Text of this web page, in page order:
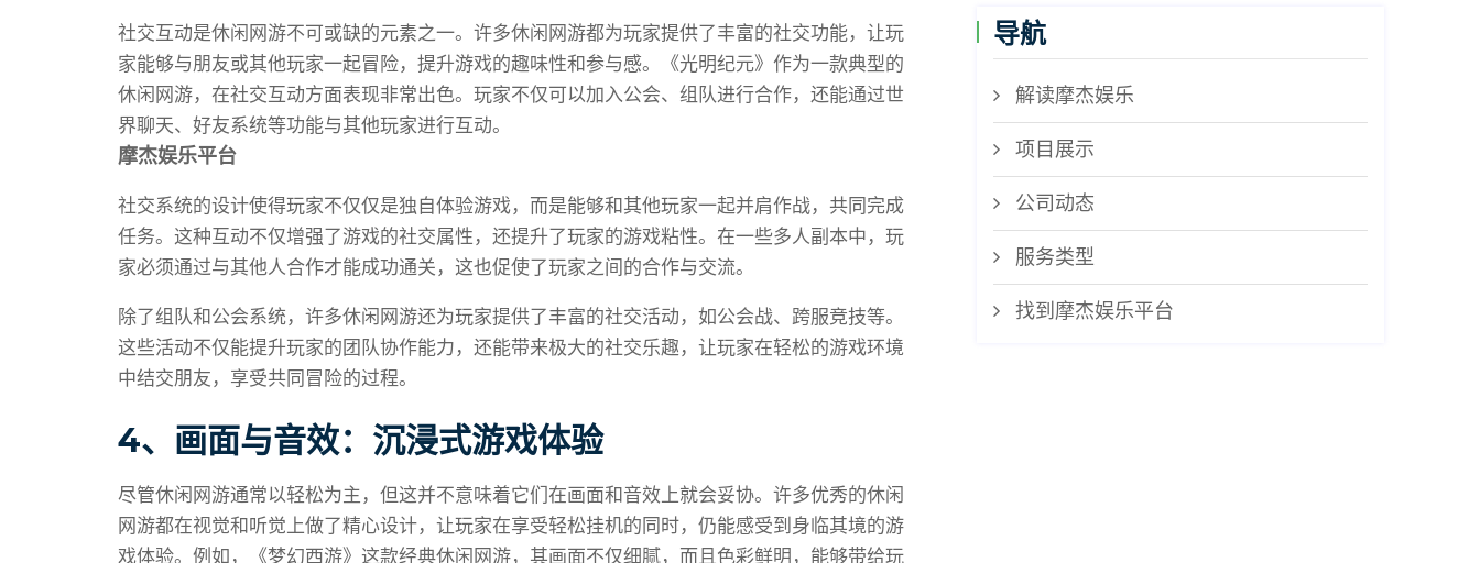
社交互动是休闲网游不可或缺的元素之一。许多休闲网游都为玩家提供了丰富的社交功能，让玩
家能够与朋友或其他玩家一起冒险，提升游戏的趣味性和参与感。《光明纪元》作为一款典型的
休闲网游，在社交互动方面表现非常出色。玩家不仅可以加入公会、组队进行合作，还能通过世
界聊天、好友系统等功能与其他玩家进行互动。
摩杰娱乐平台
社交系统的设计使得玩家不仅仅是独自体验游戏，而是能够和其他玩家一起并肩作战，共同完成
任务。这种互动不仅增强了游戏的社交属性，还提升了玩家的游戏粘性。在一些多人副本中，玩
家必须通过与其他人合作才能成功通关，这也促使了玩家之间的合作与交流。
除了组队和公会系统，许多休闲网游还为玩家提供了丰富的社交活动，如公会战、跨服竞技等。
这些活动不仅能提升玩家的团队协作能力，还能带来极大的社交乐趣，让玩家在轻松的游戏环境
中结交朋友，享受共同冒险的过程。
4、画面与音效：沉浸式游戏体验
尽管休闲网游通常以轻松为主，但这并不意味着它们在画面和音效上就会妥协。许多优秀的休闲
网游都在视觉和听觉上做了精心设计，让玩家在享受轻松挂机的同时，仍能感受到身临其境的游
戏体验。例如，《梦幻西游》这款经典休闲网游，其画面不仅细腻，而且色彩鲜明，能够带给玩
导航
解读摩杰娱乐
项目展示
公司动态
服务类型
找到摩杰娱乐平台